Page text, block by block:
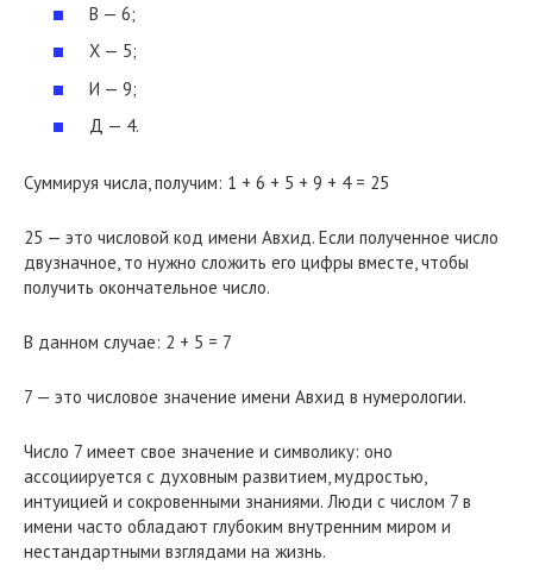
В — 6;
Х — 5;
И — 9;
Д — 4.
Суммируя числа, получим: 1 + 6 + 5 + 9 + 4 = 25
25 — это числовой код имени Авхид. Если полученное число
двузначное, то нужно сложить его цифры вместе, чтобы
получить окончательное число.
В данном случае: 2 + 5 = 7
7 — это числовое значение имени Авхид в нумерологии.
Число 7 имеет свое значение и символику: оно
ассоциируется с духовным развитием, мудростью,
интуицией и сокровенными знаниями. Люди с числом 7 в
имени часто обладают глубоким внутренним миром и
нестандартными взглядами на жизнь.